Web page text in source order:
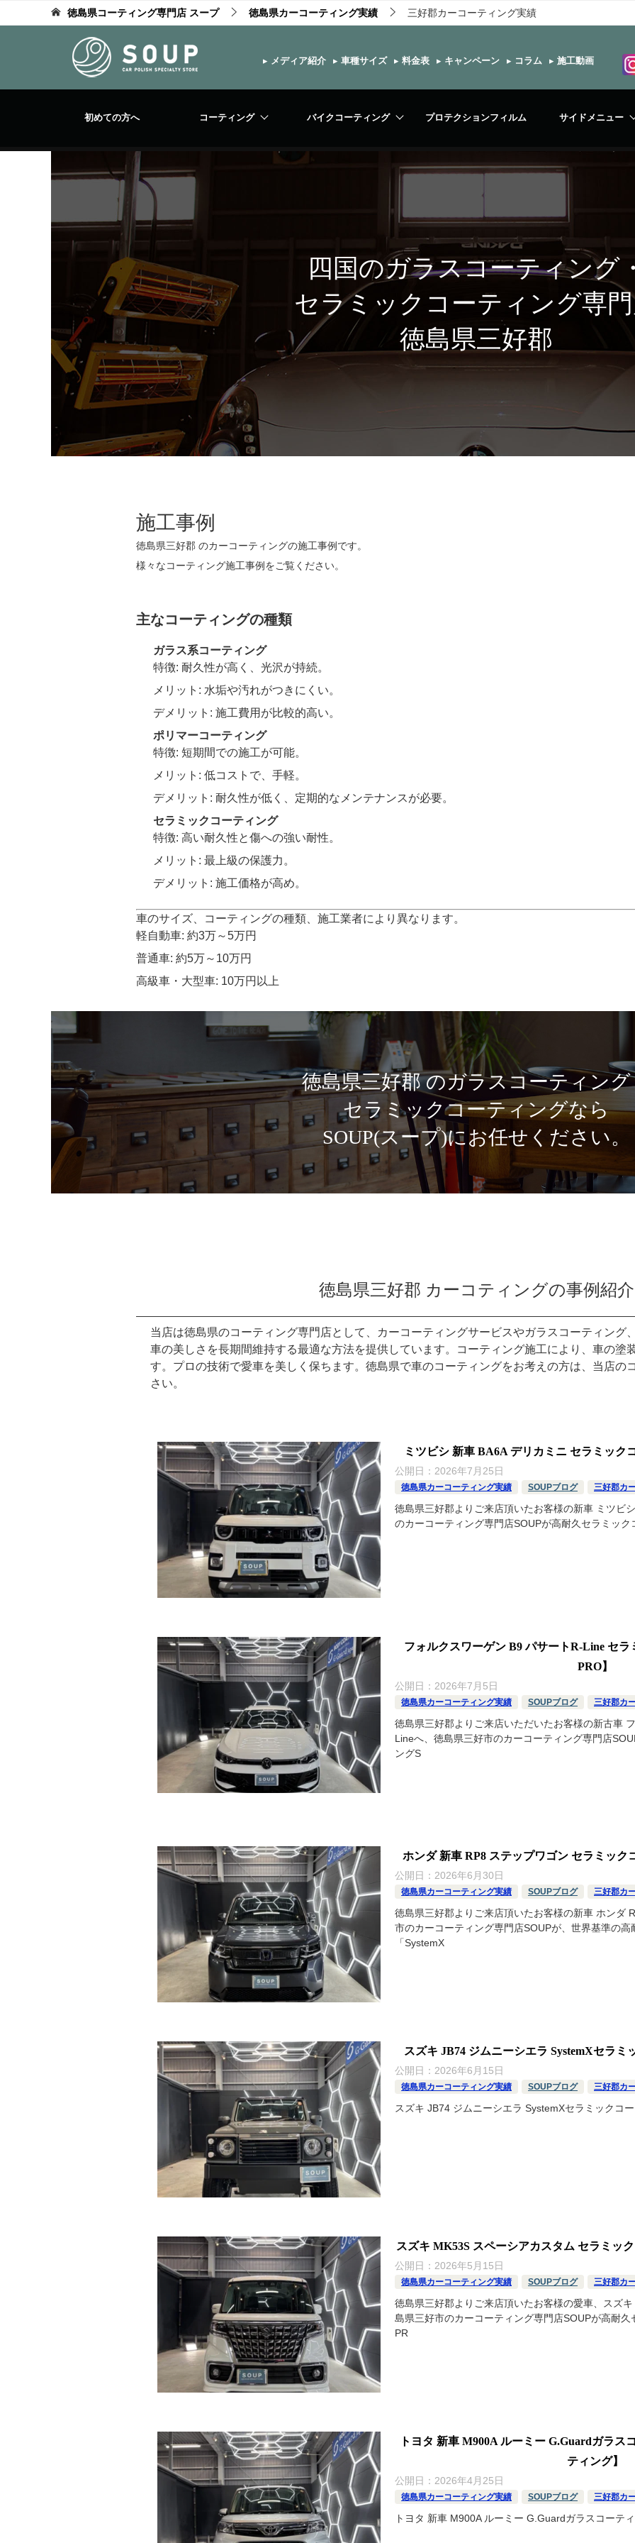
徳島県コーティング専門店 スープ 徳島県カーコーティング実績 三好郡カーコーティング実績
▸ メディア紹介 ▸ 車種サイズ ▸ 料金表 ▸ キャンペーン ▸ コラム ▸ 施工動画
初めての方へ コーティング バイクコーティング プロテクションフィルム サイドメニュー
四国のガラスコーティング
セラミックコーティング専
徳島県三好郡
施工事例
徳島県三好郡 のカーコーティングの施工事例です。
様々なコーティング施工事例をご覧ください。
主なコーティングの種類
ガラス系コーティング
特徴: 耐久性が高く、光沢が持続。
メリット: 水垢や汚れがつきにくい。
デメリット: 施工費用が比較的高い。
ポリマーコーティング
特徴: 短期間での施工が可能。
メリット: 低コストで、手軽。
デメリット: 耐久性が低く、定期的なメンテナンスが必要。
セラミックコーティング
特徴: 高い耐久性と傷への強い耐性。
メリット: 最上級の保護力。
デメリット: 施工価格が高め。
車のサイズ、コーティングの種類、施工業者により異なります。
軽自動車: 約3万～5万円
普通車: 約5万～10万円
高級車・大型車: 10万円以上
徳島県三好郡 のガラスコーティング
セラミックコーティングなら
SOUP(スープ)にお任せください。
徳島県三好郡 カーコティングの事例紹介
当店は徳島県のコーティング専門店として、カーコーティングサービスやガラスコーティング
車の美しさを長期間維持する最適な方法を提供しています。コーティング施工により、車の塗
す。プロの技術で愛車を美しく保ちます。徳島県で車のコーティングをお考えの方は、当店の
さい。
ミツビシ 新車 BA6A デリカミニ セラミック
公開日： 2026年7月25日
徳島県カーコーティング実績 SOUPブログ 三好郡カ
徳島県三好郡よりご来店頂いたお客様の新車 ミツビ
のカーコーティング専門店SOUPが高耐久セラミッ
フォルクスワーゲン B9 パサートR-Line セラ
PRO】
公開日： 2026年7月5日
徳島県カーコーティング実績 SOUPブログ 三好郡カ
徳島県三好郡よりご来店いただいたお客様の新古車
Lineへ、徳島県三好市のカーコーティング専門店
ングS
ホンダ 新車 RP8 ステップワゴン セラミック
公開日： 2026年6月30日
徳島県カーコーティング実績 SOUPブログ 三好郡カ
徳島県三好郡よりご来店頂いたお客様の新車 ホンダ
市のカーコーティング専門店SOUPが、世界基準の
「SystemX
スズキ JB74 ジムニーシエラ SystemXセラ
公開日： 2026年6月15日
徳島県カーコーティング実績 SOUPブログ 三好郡カ
スズキ JB74 ジムニーシエラ SystemXセラミックコ
スズキ MK53S スペーシアカスタム セラミッ
公開日： 2026年5月15日
徳島県カーコーティング実績 SOUPブログ 三好郡カ
徳島県三好郡よりご来店頂いたお客様の愛車、スズ
島県三好市のカーコーティング専門店SOUPが高耐
PR
トヨタ 新車 M900A ルーミー G.Guardガラス
ティング】
公開日： 2026年4月25日
徳島県カーコーティング実績 SOUPブログ 三好郡カ
トヨタ 新車 M900A ルーミー G.Guardガラスコーテ